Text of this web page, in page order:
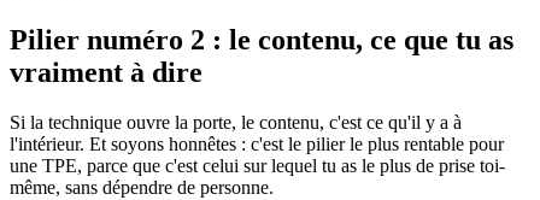
Pilier numéro 2 : le contenu, ce que tu as
vraiment à dire
Si la technique ouvre la porte, le contenu, c'est ce qu'il y a à
l'intérieur. Et soyons honnêtes : c'est le pilier le plus rentable pour
une TPE, parce que c'est celui sur lequel tu as le plus de prise toi-
même, sans dépendre de personne.